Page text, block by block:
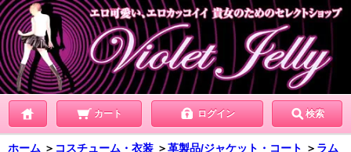
カート ログイン 検索
ホーム ＞ コスチューム・衣装 ＞革製品/ジャケット・コート ＞ ラム